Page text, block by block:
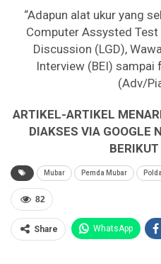
“Adapun alat ukur yang
Computer Assysted Test
Discussion (LGD),
Interview (BEI) sampai
(Adv/
ARTIKEL-ARTIKEL
DIAKSES VIA GOOGLE
Mubar Pemda Mubar
82
Share WhatsApp